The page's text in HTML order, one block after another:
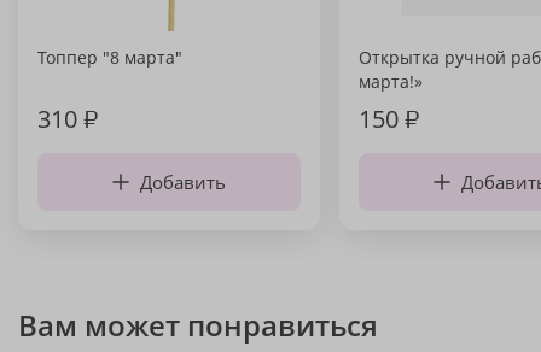
Топпер "8 марта"
310₽
Добавить
Открытка ручной
марта!»
150₽
Вам может понравиться